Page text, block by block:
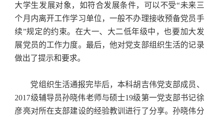
大学生发展对象，如符合发展条件，可以不受“未来三
个月内离开工作学习单位，一般不办理接收预备党员手
续”规定的约束。在大一、大二低年级中，也要加大发
展党员的工作力度。最后，他对党支部组织生活的记录
做出了提示和要求。
党组织生活通报完毕后，本科胡吉伟党支部成员、
2017级辅导员孙晓伟老师与硕士19级第一党支部书记徐
彦亮对所在支部建设的经验教训进行了分享。孙晓伟分